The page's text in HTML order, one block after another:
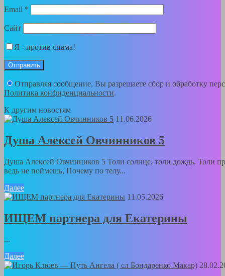
Email *
Сайт
Я - против спама!
Отправляя сообщение, Вы разрешаете сбор и обработку
Политика конфиденциальности.
К другим новостям
11.06.2026
Душа Алексей Овчинников 5
Душа Алексей Овчинников 5 Толи солнце, толи дождь, Толи
ведь не поймешь, Почему по телу...
Далее
11.05.2026
ИЩЕМ партнера для Екатерины
...
Далее